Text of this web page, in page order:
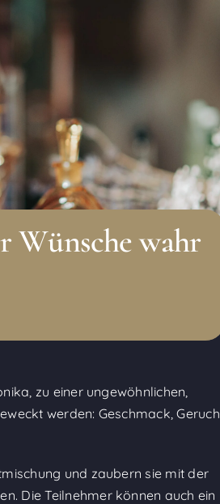
Wünsche wahr
zu einer ungewöhnlichen,
werden: Geschmack, Geruch,
und zaubern sie mit der
Die Teilnehmer können auch ein